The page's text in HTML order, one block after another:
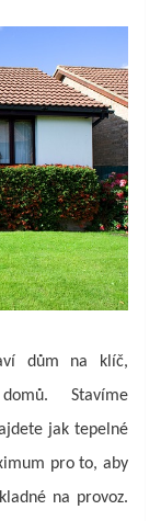
dům na klíč,
Stavíme
jak tepelné
pro to, aby
na provoz.